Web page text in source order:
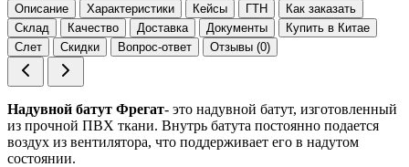
Описание Характеристики Кейсы ГТН
Как заказать
Склад
Качество Доставка Документы
Купить в Китае
Слет
Скидки Вопрос-ответ Отзывы (0)
Надувной батут Фрегат- это надувной батут, изготовленный
из прочной ПВХ ткани. Внутрь батута постоянно подается
воздух из вентилятора, что поддерживает его в надутом
состоянии.